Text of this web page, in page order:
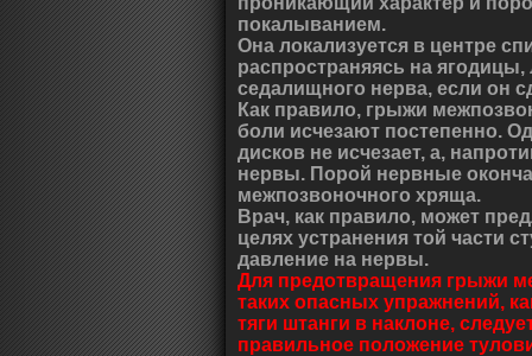
покалыванием.
Она локализуется в центре
распространяясь на
седалищного нерва, если он
Как правило, грыжи
боли исчезают постепенно.
дисков не исчезает, а,
нервы. Порой нервные
межпозвоночного хряща.
Врач, как правило, может
целях устранения той части
давление на нервы.
Для предотвращения грыжи
таких опасных упражнений,
тяги штанги в наклоне,
правильное положение